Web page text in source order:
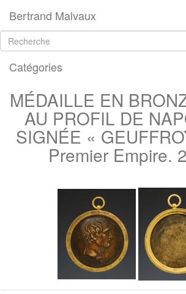
Bertrand Malvaux
Catégories
MÉDAILLE EN
AU PROFIL DE
SIGNÉE «
Premier Empire.